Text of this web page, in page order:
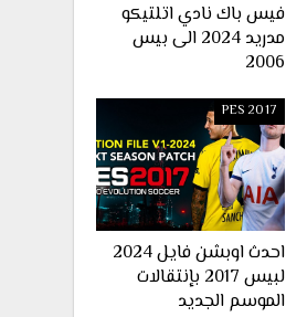
فيس باك نادي اتلتيكو
مدريد 2024 الى بيس
2006
PES 2017
احدث اوبشن فايل 2024
لبيس 2017 بإنتقالات
الموسم الجديد